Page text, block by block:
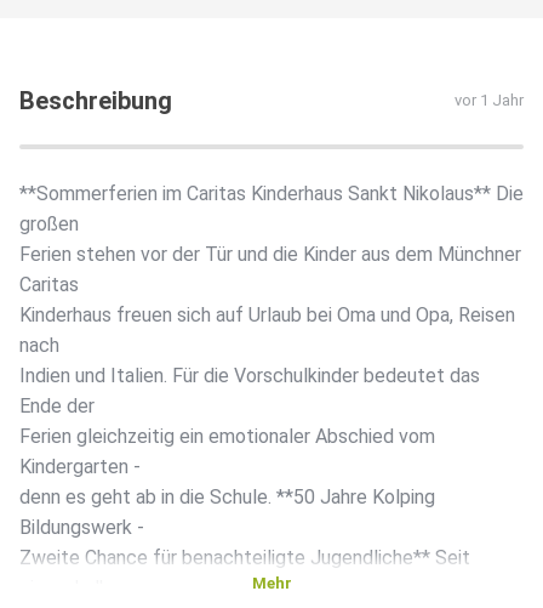
Beschreibung vor 1 Jahr
**Sommerferien im Caritas Kinderhaus Sankt Nikolaus** Die
großen
Ferien stehen vor der Tür und die Kinder aus dem Münchner
Caritas
Kinderhaus freuen sich auf Urlaub bei Oma und Opa, Reisen
nach
Indien und Italien. Für die Vorschulkinder bedeutet das
Ende der
Ferien gleichzeitig ein emotionaler Abschied vom
Kindergarten -
denn es geht ab in die Schule. **50 Jahre Kolping
Bildungswerk -
Zweite Chance für benachteiligte Jugendliche** Seit
Mehr